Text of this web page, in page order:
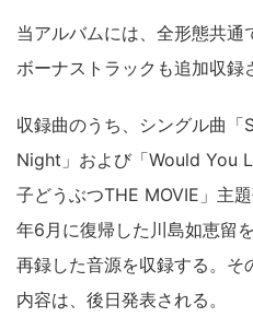
当アルバムには、全形態共通
ボーナストラックも追加収録
収録曲のうち、シングル曲
Night」および「Would You
子どうぶつTHE MOVIE」主
年6月に復帰した川島如恵留
再録した音源を収録する。
内容は、後日発表される。